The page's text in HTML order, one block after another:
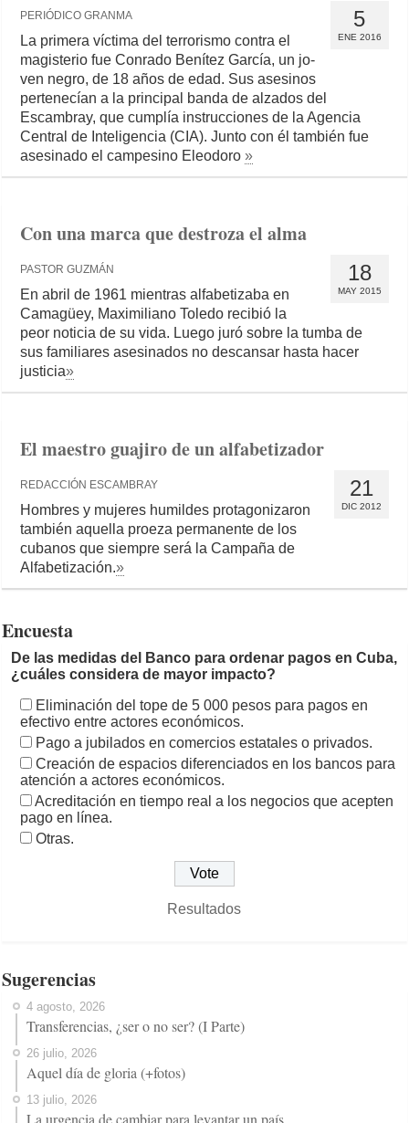
5
ENE 2016
PERIÓDICO GRANMA
La primera víctima del terrorismo contra el
magisterio fue Conrado Benítez García, un jo­
ven negro, de 18 años de edad. Sus asesinos
pertenecían a la principal banda de alzados del
Escambray, que cumplía instrucciones de la Agencia
Central de Inteligencia (CIA). Junto con él también fue
asesinado el campesino Eleo­doro»
Con una marca que destroza el alma
18
MAY 2015
PASTOR GUZMÁN
En abril de 1961 mientras alfabetizaba en
Camagüey, Maximiliano Toledo recibió la
peor noticia de su vida. Luego juró sobre la tumba de
sus familiares asesinados no descansar hasta hacer
justicia»
El maestro guajiro de un alfabetizador
21
DIC 2012
REDACCIÓN ESCAMBRAY
Hombres y mujeres humildes protagonizaron
también aquella proeza permanente de los
cubanos que siempre será la Campaña de
Alfabetización.»
Encuesta
De las medidas del Banco para ordenar pagos en Cuba,
¿cuáles considera de mayor impacto?
Eliminación del tope de 5 000 pesos para pagos en
efectivo entre actores económicos.
Pago a jubilados en comercios estatales o privados.
Creación de espacios diferenciados en los bancos para
atención a actores económicos.
Acreditación en tiempo real a los negocios que acepten
pago en línea.
Otras.
Resultados
Sugerencias
4 agosto, 2026
Transferencias, ¿ser o no ser? (I Parte)
26 julio, 2026
Aquel día de gloria (+fotos)
13 julio, 2026
La urgencia de cambiar para levantar un país